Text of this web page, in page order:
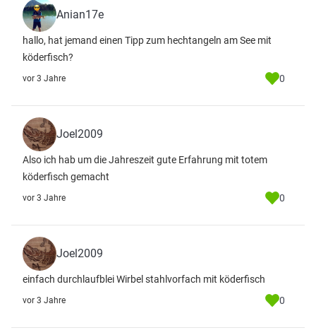
Anian17e
hallo, hat jemand einen Tipp zum hechtangeln am See mit
köderfisch?
vor 3 Jahre 0
Joel2009
Also ich hab um die Jahreszeit gute Erfahrung mit totem
köderfisch gemacht
vor 3 Jahre 0
Joel2009
einfach durchlaufblei Wirbel stahlvorfach mit köderfisch
vor 3 Jahre 0